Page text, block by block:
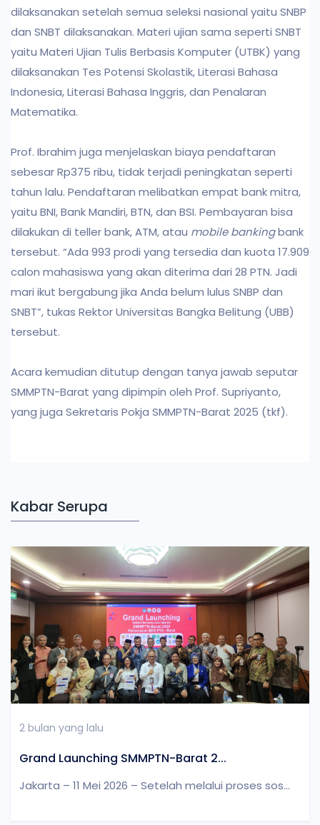
dilaksanakan setelah semua seleksi nasional yaitu SNBP
dan SNBT dilaksanakan. Materi ujian sama seperti SNBT
yaitu Materi Ujian Tulis Berbasis Komputer (UTBK) yang
dilaksanakan Tes Potensi Skolastik, Literasi Bahasa
Indonesia, Literasi Bahasa Inggris, dan Penalaran
Matematika.
Prof. Ibrahim juga menjelaskan biaya pendaftaran
sebesar Rp375 ribu, tidak terjadi peningkatan seperti
tahun lalu. Pendaftaran melibatkan empat bank mitra,
yaitu BNI, Bank Mandiri, BTN, dan BSI. Pembayaran bisa
dilakukan di teller bank, ATM, atau mobile bankingbank
tersebut. “Ada 993 prodi yang tersedia dan kuota 17.909
calon mahasiswa yang akan diterima dari 28 PTN. Jadi
mari ikut bergabung jika Anda belum lulus SNBP dan
SNBT”, tukas Rektor Universitas Bangka Belitung (UBB)
tersebut.
Acara kemudian ditutup dengan tanya jawab seputar
SMMPTN-Barat yang dipimpin oleh Prof. Supriyanto,
yang juga Sekretaris Pokja SMMPTN-Barat 2025 (tkf).
Kabar Serupa
2 bulan yang lalu
Grand Launching SMMPTN-Barat 2...
Jakarta – 11 Mei 2026 – Setelah melalui proses sos...